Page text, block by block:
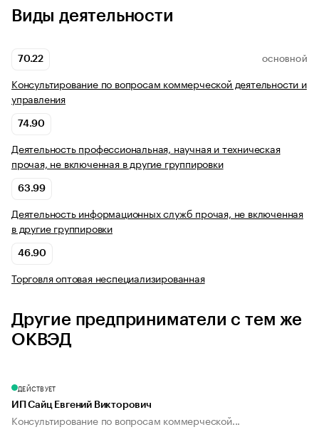
Виды деятельности
70.22 ОСНОВНОЙ
Консультирование по вопросам коммерческой деятельности и
управления
74.90
Деятельность профессиональная, научная и техническая
прочая, не включенная в другие группировки
63.99
Деятельность информационных служб прочая, не включенная
в другие группировки
46.90
Торговля оптовая неспециализированная
Другие предприниматели с тем же
ОКВЭД
ДЕЙСТВУЕТ
ИП Сайц Евгений Викторович
Консультирование по вопросам коммерческой...